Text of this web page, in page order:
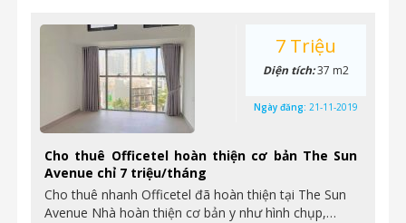
Cho thuê Officetel hoàn thiện cơ bản The Sun
Avenue chỉ 7 triệu/tháng
Cho thuê nhanh Officetel đã hoàn thiện tại The Sun
Avenue Nhà hoàn thiện cơ bản y như hình chụp,…
7 Triệu
Diện tích:37 m2
Ngày đăng: 21-11-2019